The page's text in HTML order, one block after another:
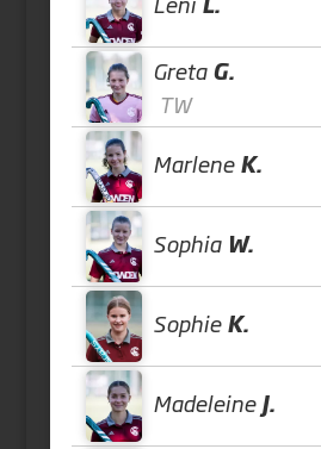
Greta G.
TW
Marlene K.
Sophia W.
Sophie K.
Madeleine J.